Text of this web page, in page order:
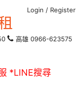
Login / Register
高雄 0966-623575
*LINE搜尋